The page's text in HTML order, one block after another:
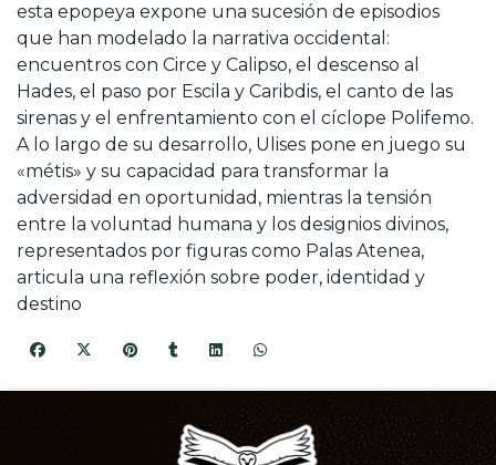
esta epopeya expone una sucesión de episodios
que han modelado la narrativa occidental:
encuentros con Circe y Calipso, el descenso al
Hades, el paso por Escila y Caribdis, el canto de las
sirenas y el enfrentamiento con el cíclope Polifemo.
A lo largo de su desarrollo, Ulises pone en juego su
«métis» y su capacidad para transformar la
adversidad en oportunidad, mientras la tensión
entre la voluntad humana y los designios divinos,
representados por figuras como Palas Atenea,
articula una reflexión sobre poder, identidad y
destino